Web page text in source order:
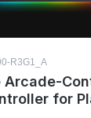
R3G1_A
Arcade-
for